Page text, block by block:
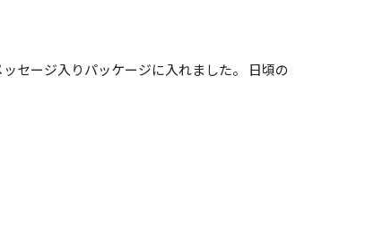
セージ入りパッケージに入れました。 日頃の